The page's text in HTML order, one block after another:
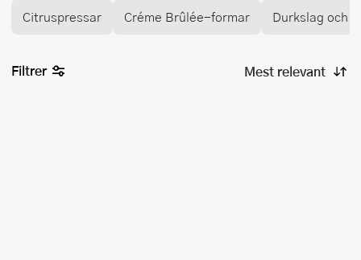
Citruspressar Créme Brûlée-formar Durkslag och
Filtrer